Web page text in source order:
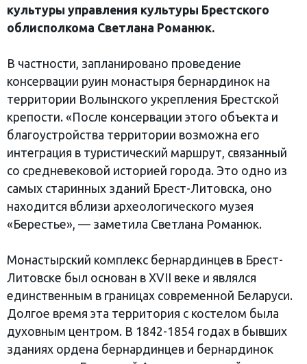
культуры управления культуры Брестского
облисполкома Светлана Романюк.
В частности, запланировано проведение
консервации руин монастыря бернардинок на
территории Волынского укрепления Брестской
крепости. «После консервации этого объекта и
благоустройства территории возможна его
интеграция в туристический маршрут, связанный
со средневековой историей города. Это одно из
самых старинных зданий Брест-Литовска, оно
находится вблизи археологического музея
«Берестье», — заметила Светлана Романюк.
Монастырский комплекс бернардинцев в Брест-
Литовске был основан в XVII веке и являлся
единственным в границах современной Беларуси.
Долгое время эта территория с костелом была
духовным центром. В 1842-1854 годах в бывших
зданиях ордена бернардинцев и бернардинок